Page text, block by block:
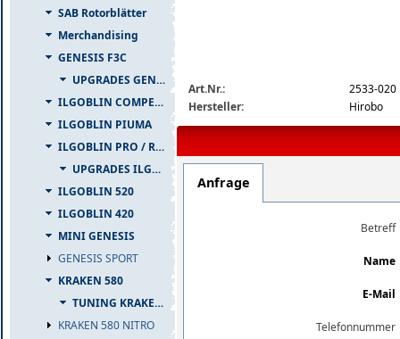
SAB Rotorblätter
Merchandising
GENESIS F3C
UPGRADES GENESIS F3C
ILGOBLIN COMPETIZIONE
ILGOBLIN PIUMA
ILGOBLIN PRO / RAW 700
UPGRADES ILGOBLIN PRO / RAW 700
ILGOBLIN 520
ILGOBLIN 420
MINI GENESIS
GENESIS SPORT
KRAKEN 580
TUNING KRAKEN 580
KRAKEN 580 NITRO
Art.Nr.:
2533-020
Hersteller:
Hirobo
Anfrage
Betreff
Name
E-Mail
Telefonnummer